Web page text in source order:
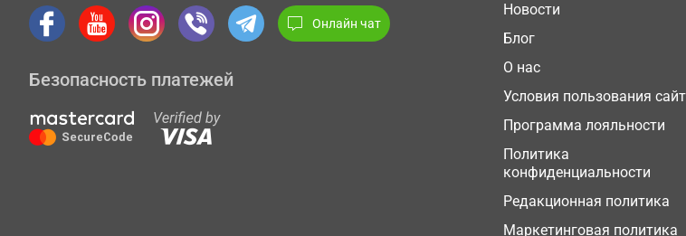
Онлайн чат
Безопасность платежей
Новости
Блог
О нас
Условия пользования
Программа лояльности
Политика
конфиденциальности
Редакционная политика
Маркетинговая политика